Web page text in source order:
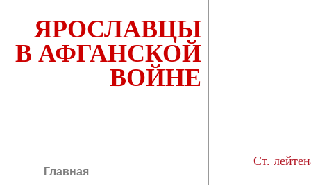
ЯРОСЛАВЦЫ
В АФГАНСКОЙ
ВОЙНЕ
Главная
Ст.